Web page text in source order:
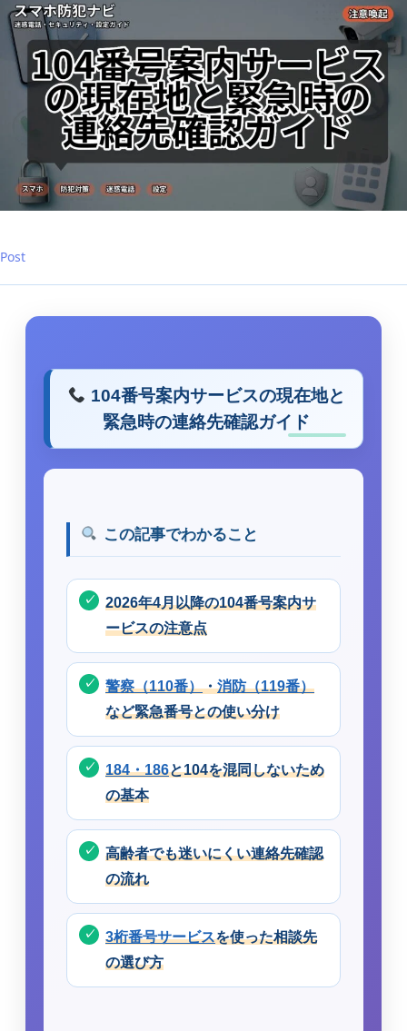
ド
は
Post
104番号案内サービスの現在地と
緊急時の連絡先確認ガイド
この記事でわかること
2026年4月以降の104番号案内サ
ービスの注意点
警察（110番）・消防（119番）
など緊急番号との使い分け
184・186と104を混同しないため
の基本
高齢者でも迷いにくい連絡先確認
の流れ
3桁番号サービスを使った相談先
の選び方